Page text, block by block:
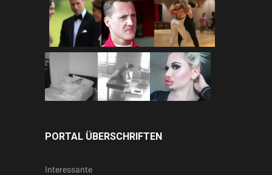
PORTAL ÜBERSCHRIFTEN
Interessante